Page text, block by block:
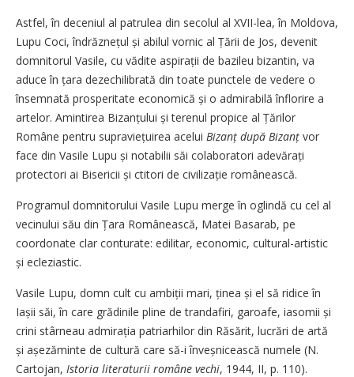
Astfel, în deceniul al patrulea din secolul al XVII-lea, în Moldova,
Lupu Coci, îndrăznețul și abilul vornic al Țării de Jos, devenit
domnitorul Vasile, cu vădite aspirații de bazileu bizantin, va
aduce în țara dezechilibrată din toate punctele de vedere o
însemnată prosperitate economică și o admirabilă înflorire a
artelor. Amintirea Bizanțului și terenul propice al Țărilor
Române pentru su­pra­viețuirea acelui Bizanț după Bizanț vor
face din Vasile Lupu și notabilii săi colaboratori adevărați
protectori ai Bisericii și ctitori de civilizație românească.
Programul domnitorului Vasile Lupu merge în oglindă cu cel al
vecinului său din Țara Românească, Matei Basarab, pe
coordonate clar conturate: edilitar, economic, cultural-artistic
și ecleziastic.
Vasile Lupu, domn cult cu ambiții mari, ținea și el să ridice în
Iașii săi, în care grădinile pline de trandafiri, garoafe, iasomii și
crini stârneau admirația patriarhilor din Răsărit, lucrări de artă
și așezăminte de cultură care să-i înveșnicească numele (N.
Cartojan, Istoria literaturii române vechi, 1944, II, p. 110).